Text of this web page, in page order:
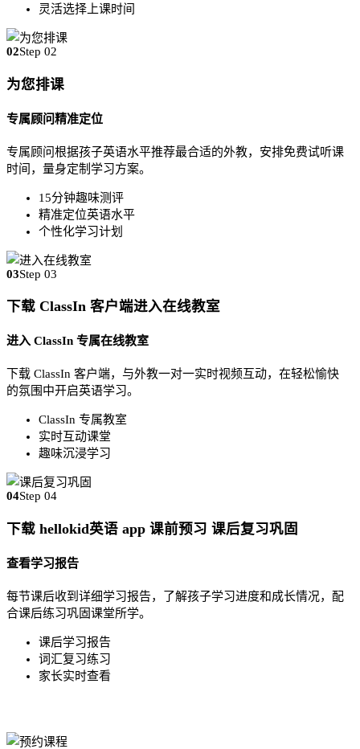
灵活选择上课时间
02Step 02
为您排课
专属顾问精准定位
专属顾问根据孩子英语水平推荐最合适的外教，安排免费试听课
时间，量身定制学习方案。
15分钟趣味测评
精准定位英语水平
个性化学习计划
03Step 03
下载 ClassIn 客户端进入在线教室
进入 ClassIn 专属在线教室
下载 ClassIn 客户端，与外教一对一实时视频互动，在轻松愉快
的氛围中开启英语学习。
ClassIn 专属教室
实时互动课堂
趣味沉浸学习
04Step 04
下载 hellokid英语 app 课前预习 课后复习巩固
查看学习报告
每节课后收到详细学习报告，了解孩子学习进度和成长情况，配
合课后练习巩固课堂所学。
课后学习报告
词汇复习练习
家长实时查看